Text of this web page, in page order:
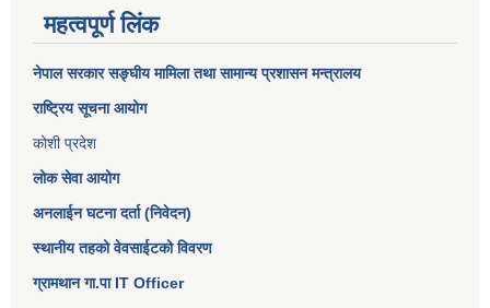
महत्वपूर्ण लिंक
नेपाल सरकारसङ्घीय मामिला तथा सामान्य प्रशासन मन्त्रालय
राष्ट्रिय सूचना आयोग
कोशी प्रदेश
लोक सेवा आयोग
अनलाईन घटना दर्ता (निवेदन)
स्थानीय तहको वेवसाईटको विवरण
ग्रामथान गा.पा IT Officer